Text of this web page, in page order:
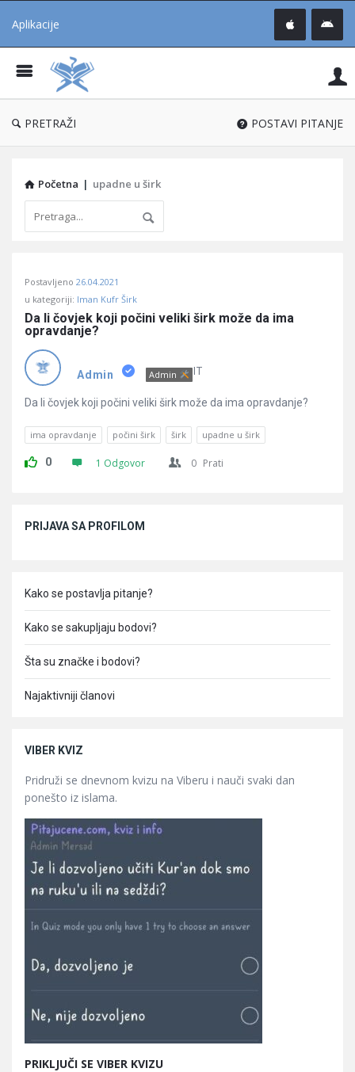
Aplikacije
®
PRETRAŽI POSTAVI PITANJE
Početna | upadne u širk
Učene
Latest
Pitanja
Postavljeno 26.04.2021
u kategoriji: Iman Kufr Širk
Da li čovjek koji počini veliki širk može da ima
opravdanje?
Admin Admin IT
Da li čovjek koji počini veliki širk može da ima opravdanje?
ima opravdanje počini širk širk upadne u širk
0 1 Odgovor 0 Prati
PRIJAVA SA PROFILOM
Kako se postavlja pitanje?
Kako se sakupljaju bodovi?
Šta su značke i bodovi?
Najaktivniji članovi
VIBER KVIZ
Pridruži se dnevnom kvizu na Viberu i nauči svaki dan
ponešto iz islama.
PRIKLJUČI SE VIBER KVIZU